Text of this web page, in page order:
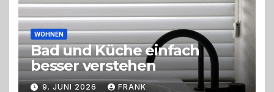
WOHNEN
Bad und Küche einfach
besser verstehen
9. JUNI 2026 FRANK